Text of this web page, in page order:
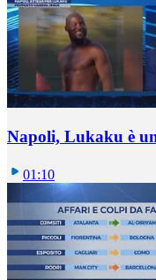
Napoli, Lukaku è
01:10